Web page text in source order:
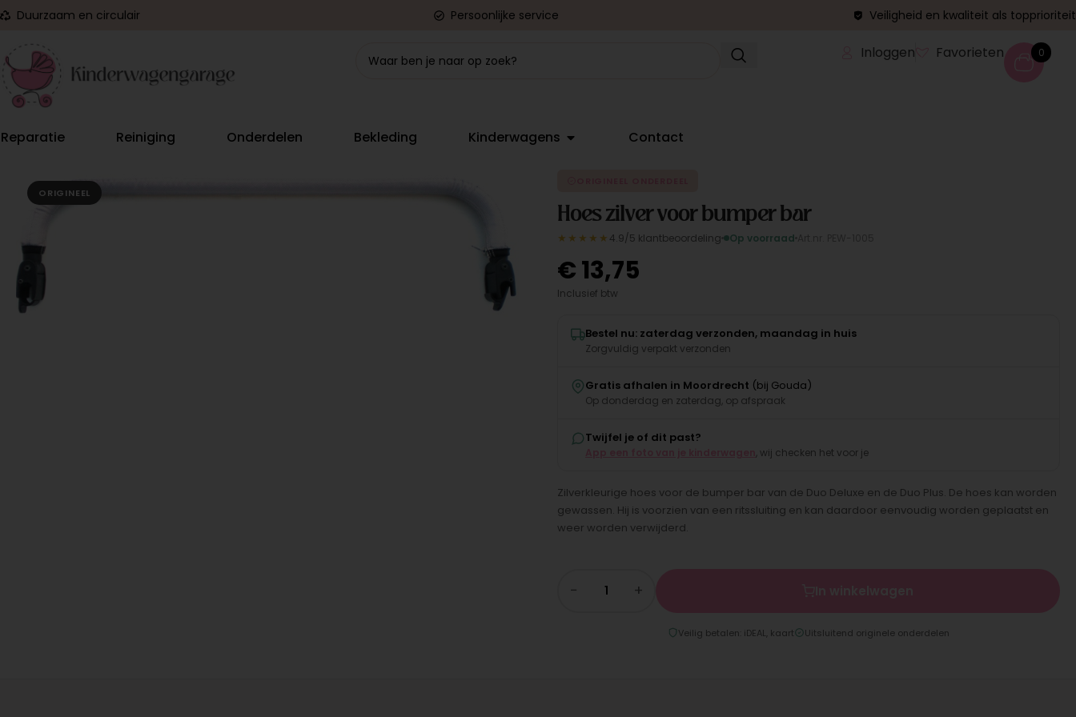
Duurzaam en circulair Persoonlijke service Veiligheid en kwaliteit als topprioriteit
Inloggen Favorieten 0
Reparatie Reiniging Onderdelen Bekleding Kinderwagens Contact
ORIGINEEL
Hoes zilver voor bumper bar
★★★★★ 4.9/5 klantbeoordeling Op voorraad
€13,75
Inclusief btw
Bestel nu: zaterdag verzonden, maandag in huis
Zorgvuldig verpakt verzonden
Gratis afhalen in Moordrecht (bij Gouda)
Op donderdag en zaterdag, op afspraak
Twijfel je of dit past?
, wij checken het voor je
Zilverkleurige hoes voor de bumper bar van de Duo Deluxe en de Duo Plus. De hoes kan worden
gewassen. Hij is voorzien van een ritssluiting en kan daardoor eenvoudig worden geplaatst en
weer worden verwijderd.
− +
Veilig betalen: iDEAL, kaart Uitsluitend originele onderdelen